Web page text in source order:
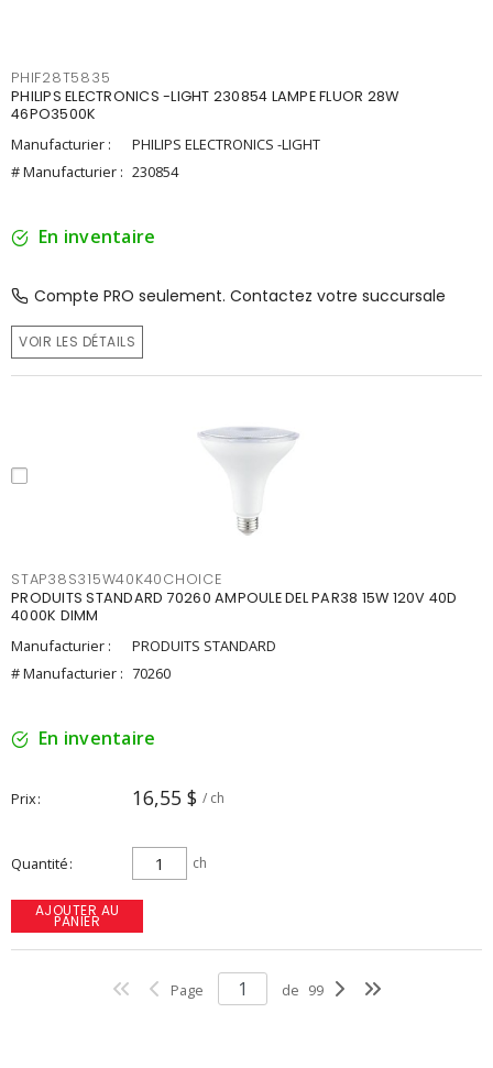
PHIF28T5835
PHILIPS ELECTRONICS -LIGHT 230854 LAMPE FLUOR 28W
46PO3500K
Manufacturier :
PHILIPS ELECTRONICS -LIGHT
# Manufacturier : 230854
En inventaire
Compte PRO seulement. Contactez votre succursale
VOIR LES DÉTAILS
STAP38S315W40K40CHOICE
PRODUITS STANDARD 70260 AMPOULE DEL PAR38 15W 120V 40D
4000K DIMM
Manufacturier :
PRODUITS STANDARD
# Manufacturier : 70260
En inventaire
Prix 16,55 $ / ch
Quantité ch
AJOUTER AU
PANIER
Page de 99